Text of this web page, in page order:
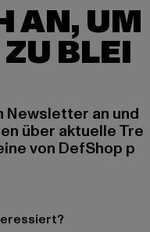
AN, UM
BLEI
Newsletter an und
über aktuelle Tre
von DefShop p